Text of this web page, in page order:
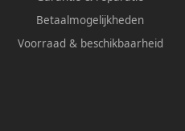
Betaalmogelijkheden
Voorraad & beschikbaarheid